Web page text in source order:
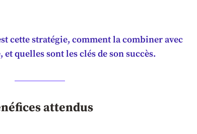
cette stratégie, comment la combiner avec
et quelles sont les clés de son succès.
attendus